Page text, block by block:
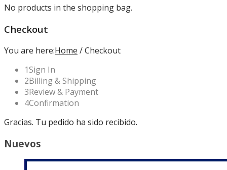
No products in the shopping bag.
Checkout
You are here:Home /Checkout
1Sign In
2Billing & Shipping
3Review & Payment
4Confirmation
Gracias. Tu pedido ha sido recibido.
Nuevos